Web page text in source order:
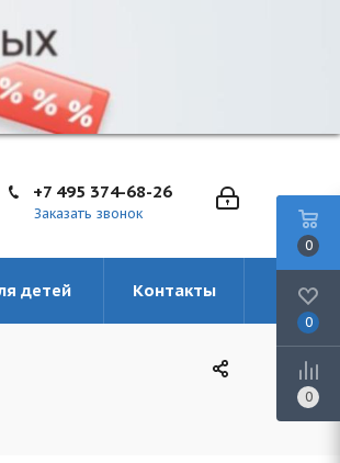
+7 495 374-68-26
Заказать звонок
детей Контакты
0
0
0